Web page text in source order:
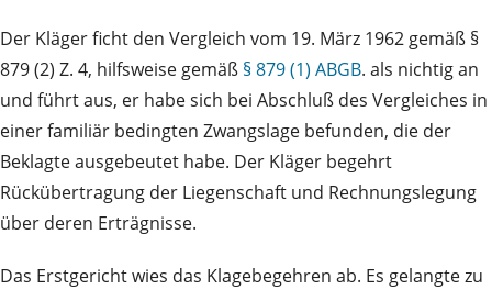
Der Kläger ficht den Vergleich vom 19. März 1962 gemäß §
879 (2) Z. 4, hilfsweise gemäß § 879 (1) ABGB. als nichtig an
und führt aus, er habe sich bei Abschluß des Vergleiches in
einer familiär bedingten Zwangslage befunden, die der
Beklagte ausgebeutet habe. Der Kläger begehrt
Rückübertragung der Liegenschaft und Rechnungslegung
über deren Erträgnisse.
Das Erstgericht wies das Klagebegehren ab. Es gelangte zu